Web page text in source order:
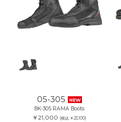
05-305 NEW
BK-305 RAMA Boots
￥21,000 (税込:￥23,100)